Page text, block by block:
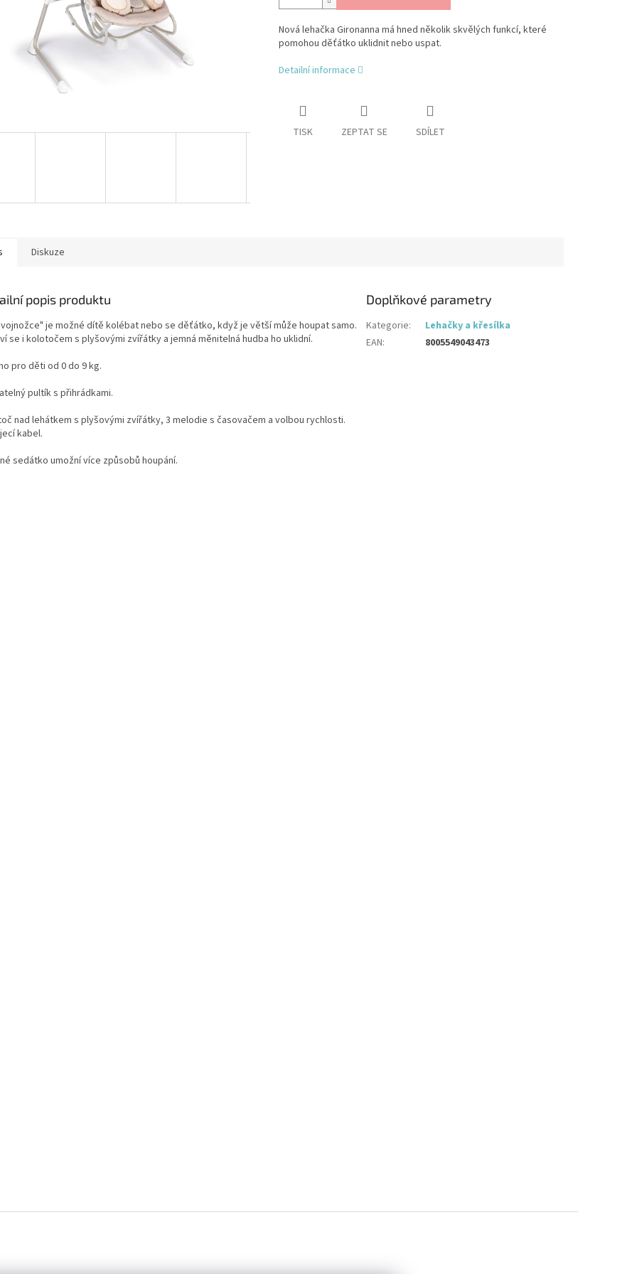
Nová lehačka Gironanna má hned několik skvělých funkcí, které
pomohou děťátko uklidnit nebo uspat.
Detailní informace
TISK ZEPTAT SE SDÍLET
Diskuze
popis produktu
je možné dítě kolébat nebo se děťátko, když je větší může houpat samo.
se i kolotočem s plyšovými zvířátky a jemná měnitelná hudba ho uklidní.
pro děti od 0 do 9 kg.
pultík s přihrádkami.
nad lehátkem s plyšovými zvířátky, 3 melodie s časovačem a volbou rychlosti.
kabel.
sedátko umožní více způsobů houpání.
Doplňkové parametry
Kategorie:
Lehačky a křesílka
EAN: 8005549043473